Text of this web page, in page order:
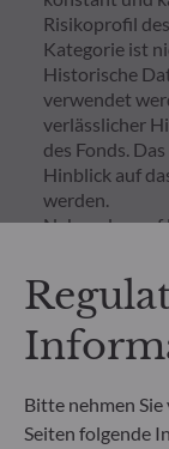
Risikoprofil
Kategorie ist
Historische
verwendet
verlässlicher
des Fonds.
Hinblick auf
werden.
Neben den
einmaliger
„Merkmale“
können die
Bitte nehmen
Seiten folgende